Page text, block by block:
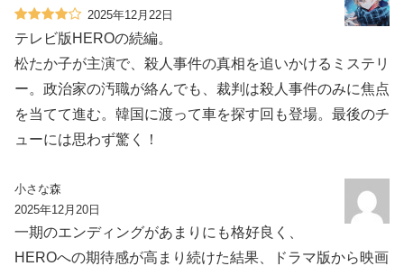
2025年12月22日
テレビ版HEROの続編。
松たか子が主演で、殺人事件の真相を追いかけるミステリ
ー。政治家の汚職が絡んでも、裁判は殺人事件のみに焦点
を当てて進む。韓国に渡って車を探す回も登場。最後のチ
ューには思わず驚く！
小さな森
2025年12月20日
一期のエンディングがあまりにも格好良く、
HEROへの期待感が高まり続けた結果、ドラマ版から映画